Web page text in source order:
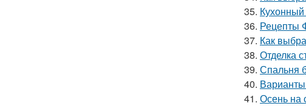
35.
36. Рецепты
37. Как
38. Отделка
39. Спальня
40. Варианты
41. Осень на